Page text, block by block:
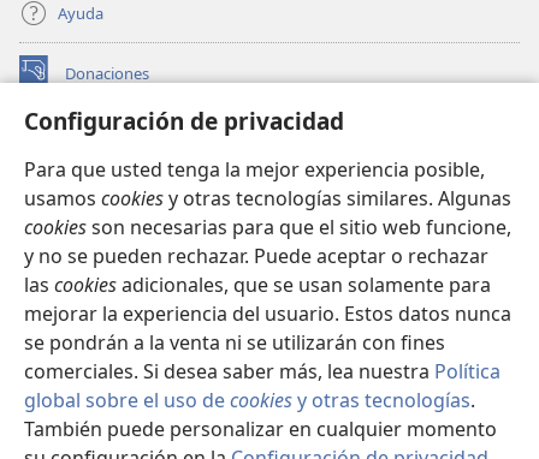
Configuración de privacidad
Para que usted tenga la mejor experiencia posible,
usamos cookiesy otras tecnologías similares. Algunas
cookiesson necesarias para que el sitio web funcione,
y no se pueden rechazar. Puede aceptar o rechazar
las cookiesadicionales, que se usan solamente para
mejorar la experiencia del usuario. Estos datos nunca
se pondrán a la venta ni se utilizarán con fines
comerciales. Si desea saber más, lea nuestra Política
global sobre el uso decookiesy otras tecnologías.
También puede personalizar en cualquier momento
Ayuda
Donaciones
(abre
nueva BIBLIOTECA EN LÍNEA Watchtower™
una
nueva
ventana)
JW Hub
(abre
una
nueva
ventana)
JW Library
Watchtower Library
Copyright© 2026 Watch Tower Bible and Tract Society of Pennsylvania.
CONDICIONES DE USO| POLÍTICA DE PRIVACIDAD |